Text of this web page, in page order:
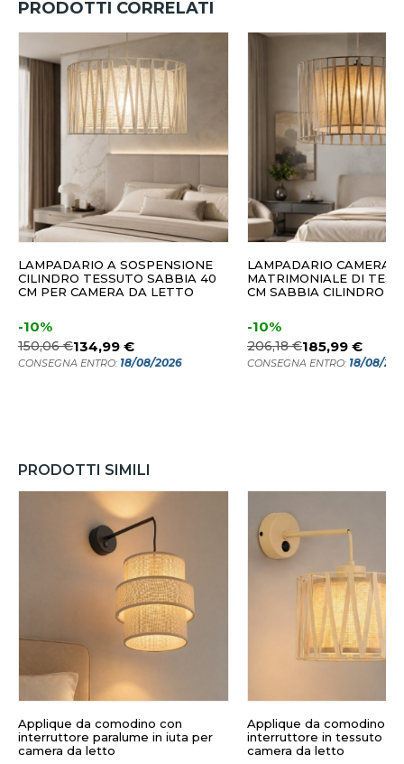
PRODOTTI CORRELATI
LAMPADARIO A SOSPENSIONE
CILINDRO TESSUTO SABBIA 40
CM PER CAMERA DA LETTO
-10%
150,06 €134,99 €
CONSEGNA ENTRO: 18/08/2026
LAMPADARIO CAMERA
MATRIMONIALE DI
CM SABBIA CILINDRO
-10%
206,18 €185,99 €
CONSEGNA ENTRO: 18/08/
PRODOTTI SIMILI
Applique da comodino con
interruttore paralume in iuta per
camera da letto
Applique da comodino
interruttore in tessuto
camera da letto